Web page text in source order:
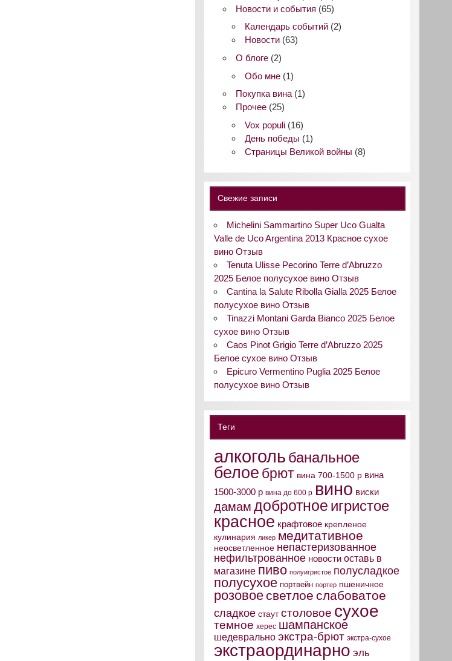
Новости и события (65)
Календарь событий (2)
Новости (63)
О блоге (2)
Обо мне (1)
Покупка вина (1)
Прочее (25)
Vox populi (16)
День победы (1)
Страницы Великой войны (8)
Свежие записи
Michelini Sammartino Super Uco Gualta
Valle de Uco Argentina 2013 Красное сухое
вино Отзыв
Tenuta Ulisse Pecorino Terre d’Abruzzo
2025 Белое полусухое вино Отзыв
Cantina la Salute Ribolla Gialla 2025 Белое
полусухое вино Отзыв
Tinazzi Montani Garda Bianco 2025 Белое
сухое вино Отзыв
Caos Pinot Grigio Terre d’Abruzzo 2025
Белое сухое вино Отзыв
Epicuro Vermentino Puglia 2025 Белое
полусухое вино Отзыв
Теги
алкоголь банальное
белое брют вина 700-1500 р вина
1500-3000 р вина до 600 р вино виски
дамам добротное игристое
красное крафтовое крепленое
кулинария ликер медитативное
неосветленное непастеризованное
нефильтрованное новости оставь в
магазине пиво полуигристое полусладкое
полусухое портвейн портер пшеничное
розовоесветлое слабоватое
сладкое стаут столовое сухое
темное херес шампанское
шедеврально экстра-брют экстра-сухое
экстраординарно эль